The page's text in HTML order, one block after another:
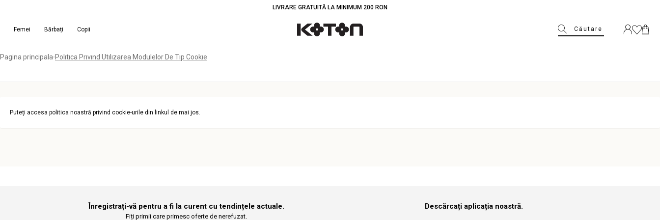
LIVRARE GRATUITĂ LA MINIMUM 200 RON
Căutare
Femei Bărbați Copii
Pagina principala Polıtıca Prıvınd Utılızarea Modulelor De Tıp Cookıe
Puteți accesa politica noastră privind cookie-urile din linkul de mai jos.
Înregistrați-vă pentru a fi la curent cu tendințele actuale.
Fiți primii care primesc oferte de nerefuzat.
Descărcați aplicația noastră.